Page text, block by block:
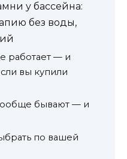
у бассейна:
без воды,
работает — и
вы купили
бывают — и
по вашей